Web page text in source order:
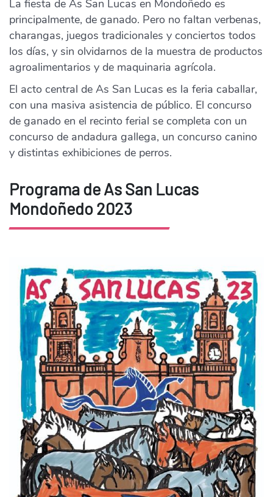
La fiesta de As San Lucas en Mondoñedo es
principalmente, de ganado. Pero no faltan verbenas,
charangas, juegos tradicionales y conciertos todos
los días, y sin olvidarnos de la muestra de productos
agroalimentarios y de maquinaria agrícola.
El acto central de As San Lucas es la feria caballar,
con una masiva asistencia de público. El concurso
de ganado en el recinto ferial se completa con un
concurso de andadura gallega, un concurso canino
y distintas exhibiciones de perros.
Programa de As San Lucas
Mondoñedo 2023